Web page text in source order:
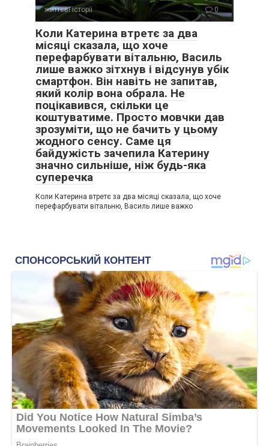
життєві історії 0
Коли Катерина втретє за два
місяці сказала, що хоче
перефарбувати вітальню, Василь
лише важко зітхнув і відсунув убік
смартфон. Він навіть не запитав,
який колір вона обрала. Не
поцікавився, скільки це
коштуватиме. Просто мовчки дав
зрозуміти, що не бачить у цьому
жодного сенсу. Саме ця
байдужість зачепила Катерину
значно сильніше, ніж будь-яка
суперечка
Коли Катерина втретє за два місяці сказала, що хоче
перефарбувати вітальню, Василь лише важко